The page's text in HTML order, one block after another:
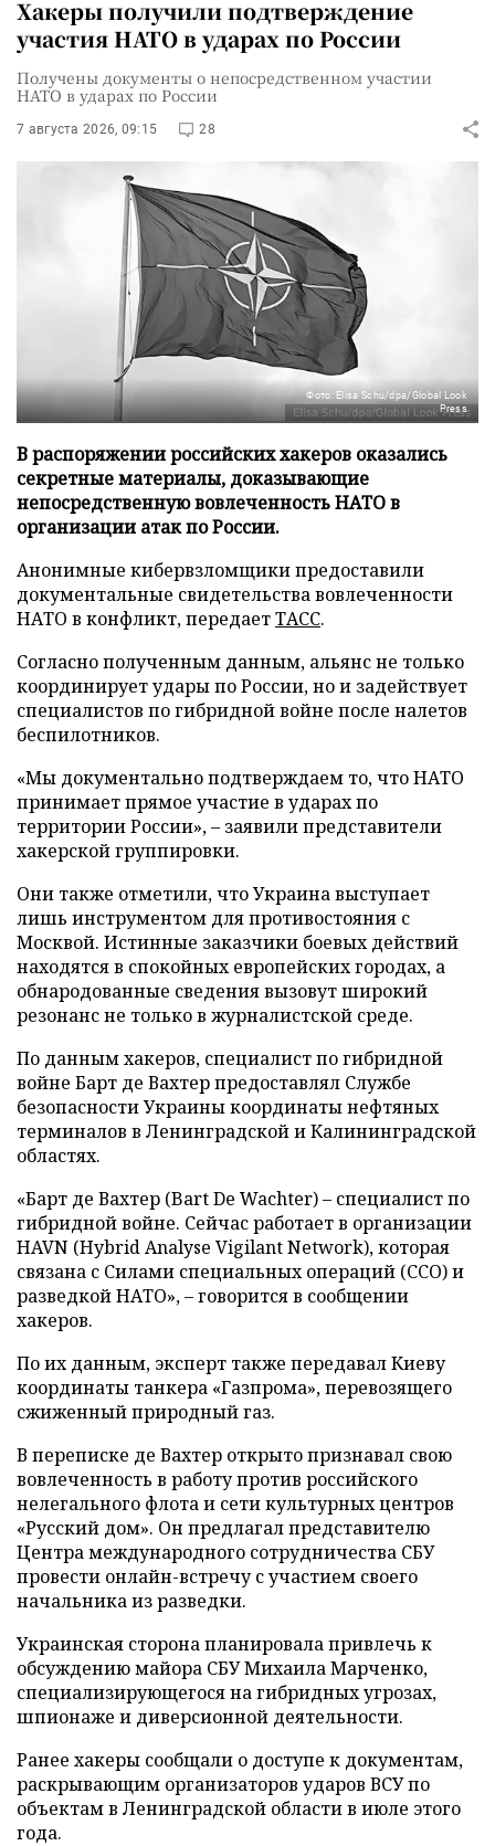
Хакеры получили подтверждение
участия НАТО в ударах по России
Получены документы о непосредственном участии
НАТО в ударах по России
7 августа 2026, 09:15 28
Фото: Elisa Schu/dpa/Global Look
Press
В распоряжении российских хакеров оказались
секретные материалы, доказывающие
непосредственную вовлеченность НАТО в
организации атак по России.
Анонимные кибервзломщики предоставили
документальные свидетельства вовлеченности
НАТО в конфликт, передаетТАСС.
Согласно полученным данным, альянс не только
координирует удары по России, но и задействует
специалистов по гибридной войне после налетов
беспилотников.
«Мы документально подтверждаем то, что НАТО
принимает прямое участие в ударах по
территории России», – заявили представители
хакерской группировки.
Они также отметили, что Украина выступает
лишь инструментом для противостояния с
Москвой. Истинные заказчики боевых действий
находятся в спокойных европейских городах, а
обнародованные сведения вызовут широкий
резонанс не только в журналистской среде.
По данным хакеров, специалист по гибридной
войне Барт де Вахтер предоставлял Службе
безопасности Украины координаты нефтяных
терминалов в Ленинградской и Калининградской
областях.
«Барт де Вахтер (Bart De Wachter) – специалист по
гибридной войне. Сейчас работает в организации
HAVN (Hybrid Analyse Vigilant Network), которая
связана с Силами специальных операций (ССО) и
разведкой НАТО», – говорится в сообщении
хакеров.
По их данным, эксперт также передавал Киеву
координаты танкера «Газпрома», перевозящего
сжиженный природный газ.
В переписке де Вахтер открыто признавал свою
вовлеченность в работу против российского
нелегального флота и сети культурных центров
«Русский дом». Он предлагал представителю
Центра международного сотрудничества СБУ
провести онлайн-встречу с участием своего
начальника из разведки.
Украинская сторона планировала привлечь к
обсуждению майора СБУ Михаила Марченко,
специализирующегося на гибридных угрозах,
шпионаже и диверсионной деятельности.
Ранее хакеры сообщали о доступе к документам,
раскрывающим организаторов ударов ВСУ по
объектам в Ленинградской области в июле этого
года.